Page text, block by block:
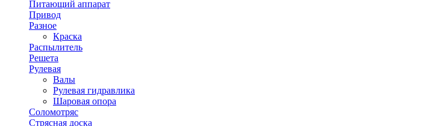
Питающий аппарат
Привод
Разное
Краска
Распылитель
Решета
Рулевая
Валы
Рулевая гидравлика
Шаровая опора
Соломотряс
Стрясная доска